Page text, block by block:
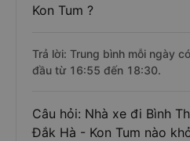
Kon Tum ?
Trả lời: Trung bình mỗi ngày
đầu từ 16:55 đến 18:30.
Câu hỏi: Nhà xe đi Bình
Đắk Hà - Kon Tum nào